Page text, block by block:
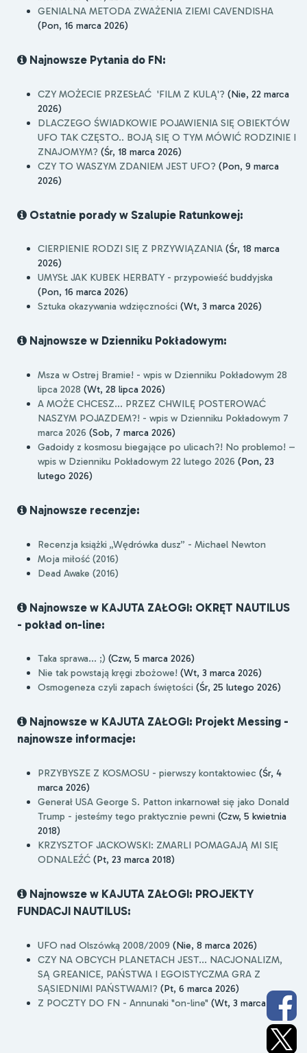
GENIALNA METODA ZWAŻENIA ZIEMI CAVENDISHA
(Pon, 16 marca 2026)
Najnowsze Pytania do FN:
CZY MOŻECIE PRZESŁAĆ 'FILM Z KULĄ'? (Nie, 22 marca
2026)
DLACZEGO ŚWIADKOWIE POJAWIENIA SIĘ OBIEKTÓW
UFO TAK CZĘSTO.. BOJĄ SIĘ O TYM MÓWIĆ RODZINIE I
ZNAJOMYM? (Śr, 18 marca 2026)
CZY TO WASZYM ZDANIEM JEST UFO? (Pon, 9 marca
2026)
Ostatnie porady w Szalupie Ratunkowej:
CIERPIENIE RODZI SIĘ Z PRZYWIĄZANIA (Śr, 18 marca
2026)
UMYSŁ JAK KUBEK HERBATY - przypowieść buddyjska
(Pon, 16 marca 2026)
Sztuka okazywania wdzięczności (Wt, 3 marca 2026)
Najnowsze w Dzienniku Pokładowym:
Msza w Ostrej Bramie! - wpis w Dzienniku Pokładowym 28
lipca 2028 (Wt, 28 lipca 2026)
A MOŻE CHCESZ... PRZEZ CHWILĘ POSTEROWAĆ
NASZYM POJAZDEM?! - wpis w Dzienniku Pokładowym 7
marca 2026 (Sob, 7 marca 2026)
Gadoidy z kosmosu biegające po ulicach?! No problemo! –
wpis w Dzienniku Pokładowym 22 lutego 2026 (Pon, 23
lutego 2026)
Najnowsze recenzje:
Recenzja książki „Wędrówka dusz” - Michael Newton
Moja miłość (2016)
Dead Awake (2016)
Najnowsze w KAJUTA ZAŁOGI: OKRĘT NAUTILUS
- pokład on-line:
Taka sprawa... ;) (Czw, 5 marca 2026)
Nie tak powstają kręgi zbożowe! (Wt, 3 marca 2026)
Osmogeneza czyli zapach świętości (Śr, 25 lutego 2026)
Najnowsze w KAJUTA ZAŁOGI: Projekt Messing -
najnowsze informacje:
PRZYBYSZE Z KOSMOSU - pierwszy kontaktowiec (Śr, 4
marca 2026)
Generał USA George S. Patton inkarnował się jako Donald
Trump - jesteśmy tego praktycznie pewni (Czw, 5 kwietnia
2018)
KRZYSZTOF JACKOWSKI: ZMARLI POMAGAJĄ MI SIĘ
ODNALEŹĆ (Pt, 23 marca 2018)
Najnowsze w KAJUTA ZAŁOGI: PROJEKTY
FUNDACJI NAUTILUS:
UFO nad Olszówką 2008/2009 (Nie, 8 marca 2026)
CZY NA OBCYCH PLANETACH JEST... NACJONALIZM,
SĄ GREANICE, PAŃSTWA I EGOISTYCZMA GRA Z
SĄSIEDNIMI PAŃSTWAMI? (Pt, 6 marca 2026)
Z POCZTY DO FN - Annunaki "on-line" (Wt, 3 marca 2026)